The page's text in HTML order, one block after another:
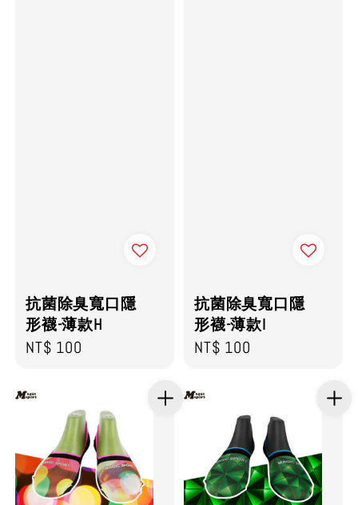
抗菌除臭寬口隱
形襪-薄款H
Regular
NT$ 100
抗菌除臭寬口隱
形襪-薄款I
Regular
NT$ 100